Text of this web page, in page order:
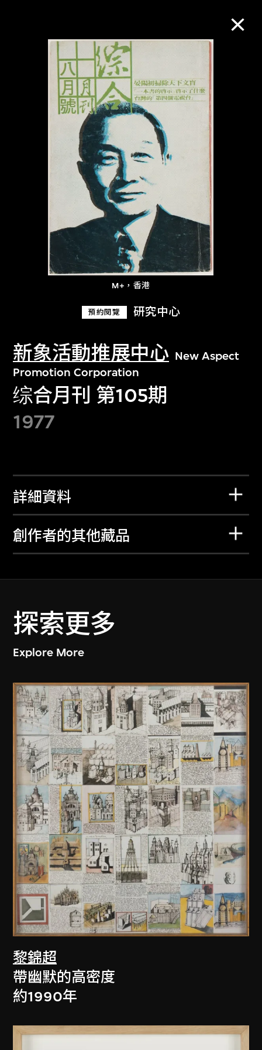
M+，香港
預約閱覽 研究中心
新象活動推展中心 New Aspect
Promotion Corporation
综合月刊 第105期
1977
詳細資料
創作者的其他藏品
探索更多
Explore More
黎錦超
帶幽默的高密度
約1990年
M+藏品
進一步篩選
關於M+藏品
探索世界頂級的二十及二十一世紀視覺
文化藏品。